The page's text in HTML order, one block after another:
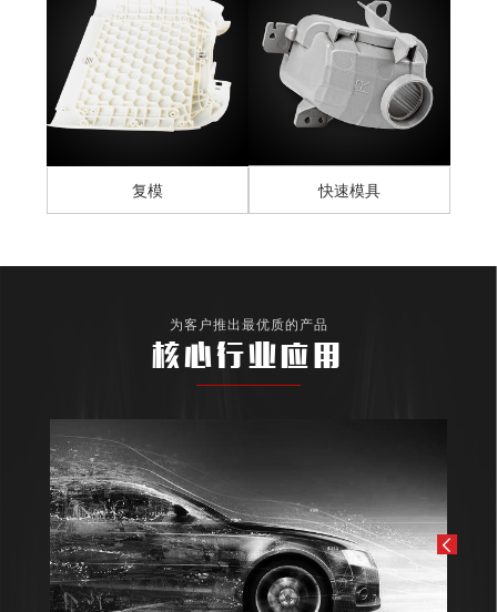
复模 快速模具
为客户推出最优质的产品
核心行业应用